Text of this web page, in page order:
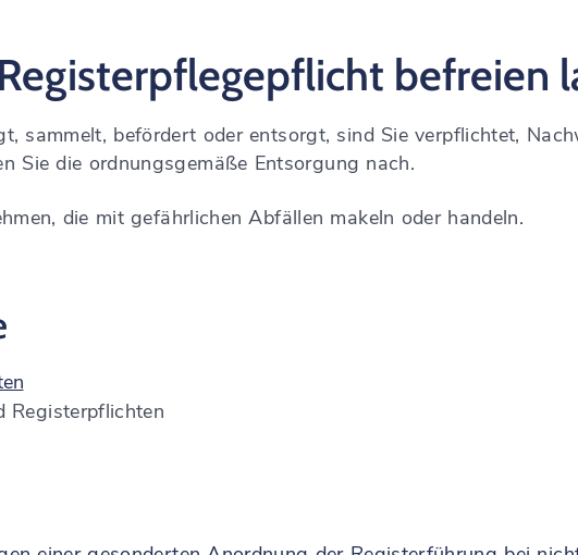
befreien
sammelt, befördert oder entsorgt, sind Sie verpflichtet,
Sie die ordnungsgemäße Entsorgung nach.
die mit gefährlichen Abfällen makeln oder handeln.
Registerpflichten